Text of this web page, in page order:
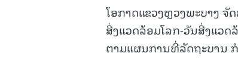
ໂອກາດແຂວງຫຼວງພະບາງ ຈັ
ສີ່ງແວດລ້ອມໂລກ-ວັນສີ່ງແວ
ຕາມແຜນການທີ່ລັດຖະບານ